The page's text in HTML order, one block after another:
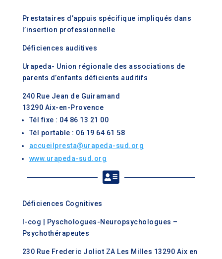
Prestataires d’appuis spécifique impliqués dans
l’insertion professionnelle
Déficiences auditives
Urapeda- Union régionale des associations de
parents d’enfants déficients auditifs
240 Rue Jean de Guiramand
13290 Aix-en-Provence
Tél fixe : 04 86 13 21 00
Tél portable : 06 19 64 61 58
accueilpresta@urapeda-sud.org
www.urapeda-sud.org

Déficiences Cognitives
I-cog | Pyschologues-Neuropsychologues –
Psychothérapeutes
230 Rue Frederic Joliot ZA Les Milles 13290 Aix en